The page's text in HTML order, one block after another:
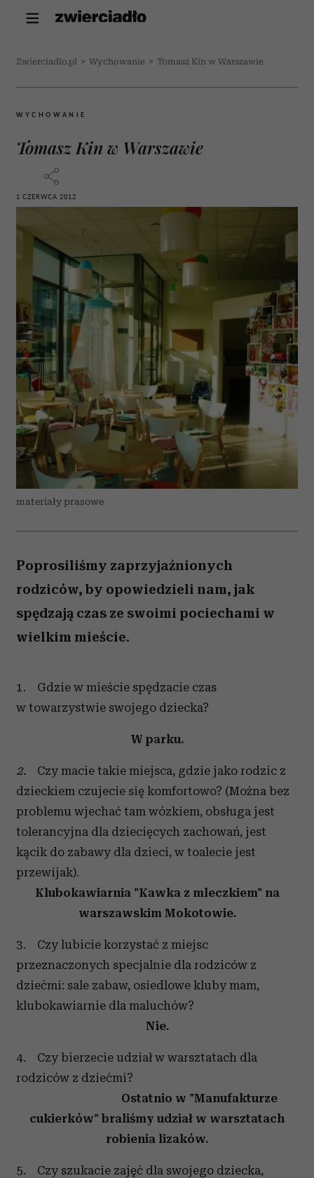
Zwierciadlo.pl > Wychowanie > Tomasz Kin w Warszawie
WYCHOWANIE
Tomasz Kin w Warszawie
1 CZERWCA 2012
materiały prasowe
Poprosiliśmy zaprzyjaźnionych
rodziców, by opowiedzieli nam, jak
spędzają czas ze swoimi pociechami w
wielkim mieście.
1. Gdzie w mieście spędzacie czas
w towarzystwie swojego dziecka?
W parku.
2. Czy macie takie miejsca, gdzie jako rodzic z
dzieckiem czujecie się komfortowo? (Można bez
problemu wjechać tam wózkiem, obsługa jest
tolerancyjna dla dziecięcych zachowań, jest
kącik do zabawy dla dzieci, w toalecie jest
przewijak).
Klubokawiarnia "Kawka z mleczkiem" na
warszawskim Mokotowie.
3. Czy lubicie korzystać z miejsc
przeznaczonych specjalnie dla rodziców z
dziećmi: sale zabaw, osiedlowe kluby mam,
klubokawiarnie dla maluchów?
Nie.
4. Czy bierzecie udział w warsztatach dla
rodziców z dziećmi?
Ostatnio w "Manufakturze
cukierków" braliśmy udział w warsztatach
robienia lizaków.
5. Czy szukacie zajęć dla swojego dziecka,